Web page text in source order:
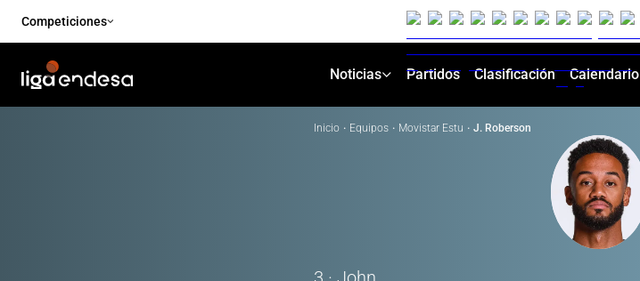
Competiciones
Noticias Partidos Clasificación Calendario
Inicio · Equipos · Movistar Estu · J. Roberson